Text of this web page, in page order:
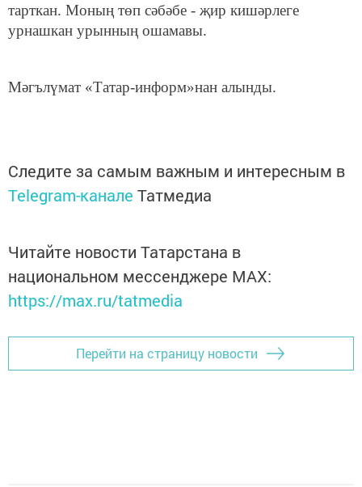
тарткан. Моның төп сәбәбе - җир кишәрлеге
урнашкан урынның ошамавы.
Мәгълүмат «Татар-информ»нан алынды.
Следите за самым важным и интересным в
Telegram-канале Татмедиа
Читайте новости Татарстана в
национальном мессенджере MАХ:
https://max.ru/tatmedia
Перейти на страницу новости